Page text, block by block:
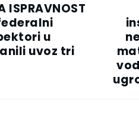
ISPRAVNOST
u
uvoz tri